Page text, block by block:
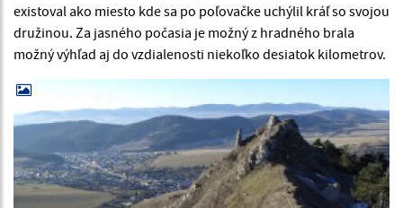
existoval ako miesto kde sa po poľovačke uchýlil kráľ so svojou
družinou. Za jasného počasia je možný z hradného brala
možný výhľad aj do vzdialenosti niekoľko desiatok kilometrov.